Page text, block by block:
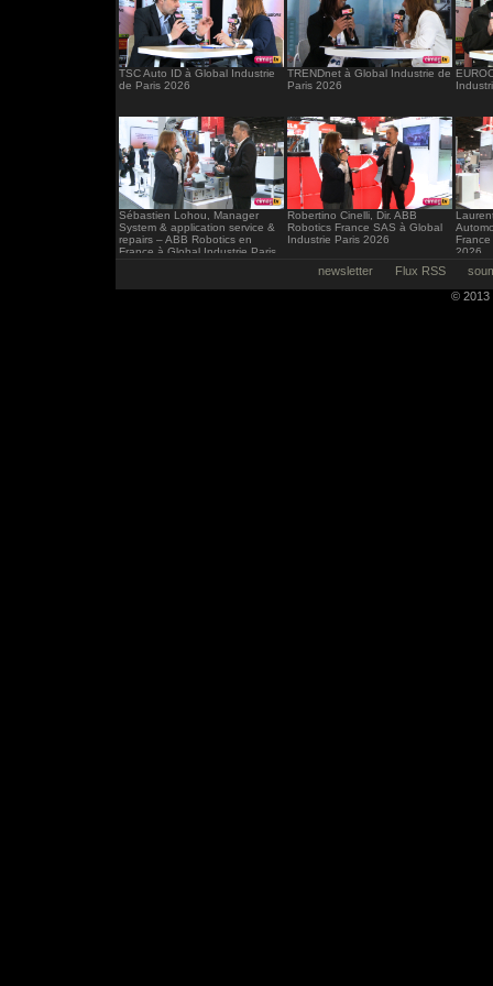
TSC Auto ID à Global Industrie
de Paris 2026
TRENDnet à Global Industrie de
Paris 2026
Sébastien Lohou, Manager
System & application service &
repairs – ABB Robotics en
France à Global Industrie Paris
Robertino Cinelli, Dir. ABB
Robotics France SAS à Global
Industrie Paris 2026
2026
newsletter Flux RSS
© 2013